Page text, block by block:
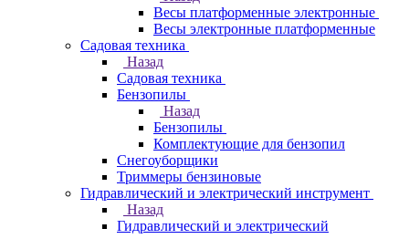
Весы платформенные электронные
Весы электронные платформенные
Садовая техника
Назад
Садовая техника
Бензопилы
Назад
Бензопилы
Комплектующие для бензопил
Снегоуборщики
Триммеры бензиновые
Гидравлический и электрический инструмент
Назад
Гидравлический и электрический